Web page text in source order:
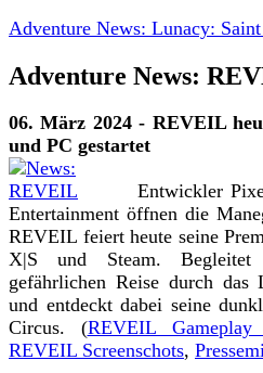
Adventure News: Lunacy:
Adventure News:
06. März 2024 - REVEIL
und PC gestartet
Entwickler
Entertainment öffnen die
REVEIL feiert heute seine
X|S und Steam.
gefährlichen Reise durch das
und entdeckt dabei seine
Circus. (REVEIL Gameplay
REVEIL Screenschots,